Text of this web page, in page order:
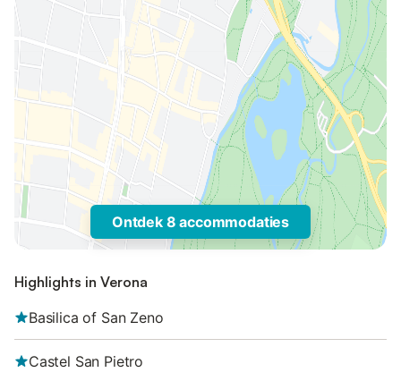
Ontdek 8 accommodaties
Highlights in Verona
Basilica of San Zeno
Castel San Pietro